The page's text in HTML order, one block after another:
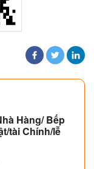
Hàng/ Bếp
tài Chính/lễ